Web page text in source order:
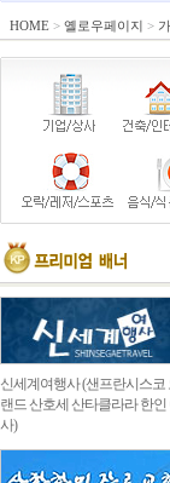
HOME > 옐로우페이지 >
신세계여행사 (샌프란시스코
랜드 산호세 산타클라라 한인
사)